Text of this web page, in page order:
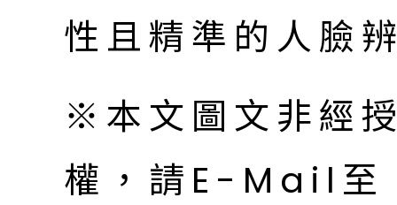
性且精準的人臉
※本文圖文非經
權，請E-Mail至